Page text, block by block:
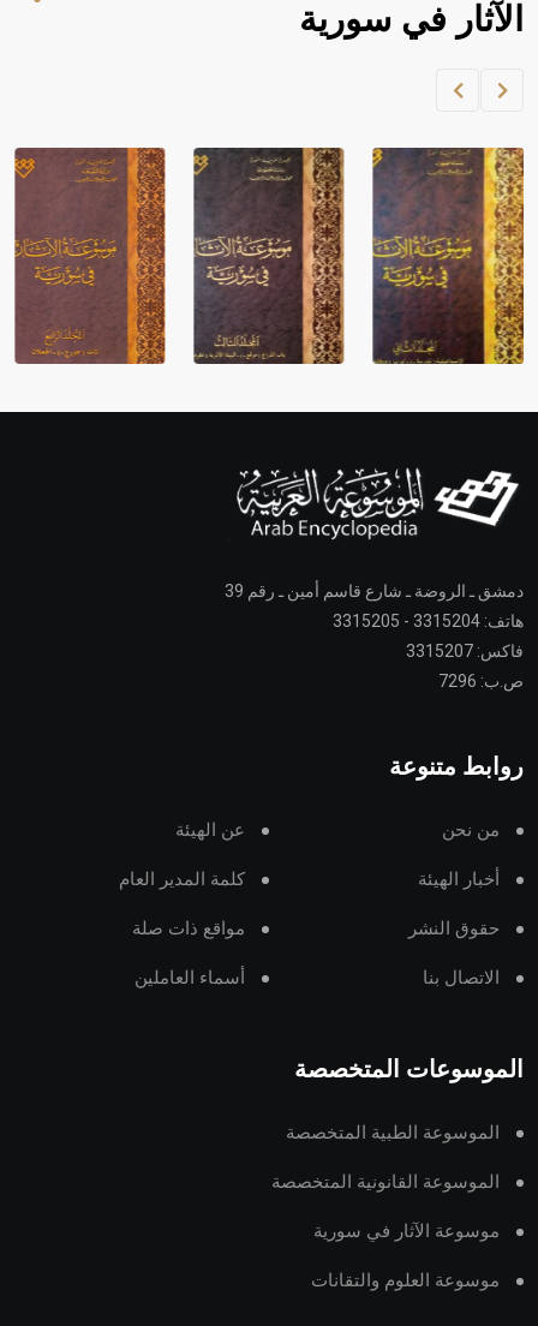
الآثار في سورية
دمشق ـ الروضة ـ شارع قاسم أمين ـ رقم 39
هاتف: 3315204 - 3315205
فاكس: 3315207
ص.ب: 7296
روابط متنوعة
من نحن عن الهيئة
أخبار الهيئة كلمة المدير العام
حقوق النشر مواقع ذات صلة
الاتصال بنا أسماء العاملين
الموسوعات المتخصصة
الموسوعة الطبية المتخصصة
الموسوعة القانونية المتخصصة
موسوعة الآثار في سورية
موسوعة العلوم والتقانات